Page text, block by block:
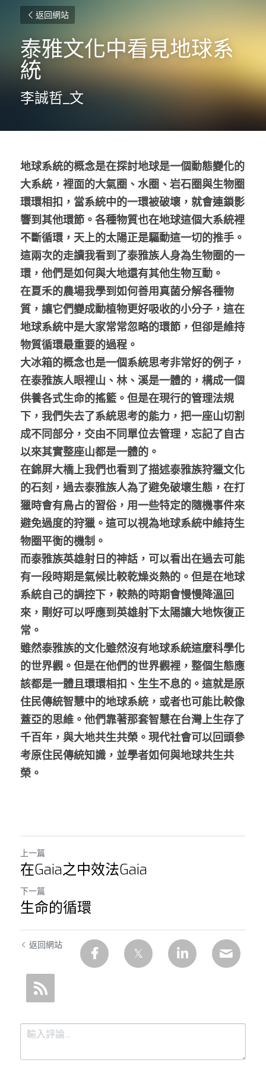
返回網站
泰雅文化中看見地球系
統
李誠哲_文
地球系統的概念是在探討地球是一個動態變化的
大系統，裡面的大氣圈、水圈、岩石圈與生物圈
環環相扣，當系統中的一環被破壞，就會連鎖影
響到其他環節。各種物質也在地球這個大系統裡
不斷循環，天上的太陽正是驅動這一切的推手。
這兩次的走讀我看到了泰雅族人身為生物圈的一
環，他們是如何與大地還有其他生物互動。
在夏禾的農場我學到如何善用真菌分解各種物
質，讓它們變成動植物更好吸收的小分子，這在
地球系統中是大家常常忽略的環節，但卻是維持
物質循環最重要的過程。
大冰箱的概念也是一個系統思考非常好的例子，
在泰雅族人眼裡山、林、溪是一體的，構成一個
供養各式生命的搖籃。但是在現行的管理法規
下，我們失去了系統思考的能力，把一座山切割
成不同部分，交由不同單位去管理，忘記了自古
以來其實整座山都是一體的。
在錦屏大橋上我們也看到了描述泰雅族狩獵文化
的石刻，過去泰雅族人為了避免破壞生態，在打
獵時會有鳥占的習俗，用一些特定的隨機事件來
避免過度的狩獵。這可以視為地球系統中維持生
物圈平衡的機制。
而泰雅族英雄射日的神話，可以看出在過去可能
有一段時期是氣候比較乾燥炎熱的。但是在地球
系統自己的調控下，較熱的時期會慢慢降溫回
來，剛好可以呼應到英雄射下太陽讓大地恢復正
常。
雖然泰雅族的文化雖然沒有地球系統這麼科學化
的世界觀。但是在他們的世界觀裡，整個生態應
該都是一體且環環相扣、生生不息的。這就是原
住民傳統智慧中的地球系統，或者也可能比較像
蓋亞的思維。他們靠著那套智慧在台灣上生存了
千百年，與大地共生共榮。現代社會可以回頭參
考原住民傳統知識，並學者如何與地球共生共
榮。
上一篇
在Gaia之中效法Gaia
下一篇
生命的循環
返回網站